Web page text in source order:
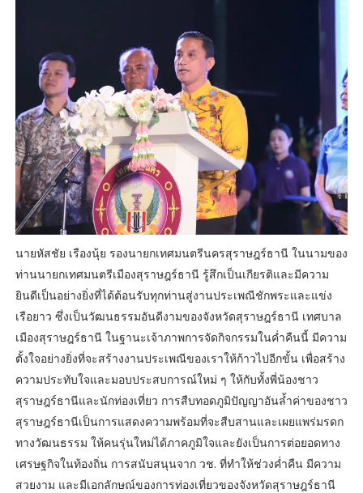
นายหัสชัย เรืองนุ้ย รองนายกเทศมนตรีนครสุราษฎร์ธานี ในนามของ
ท่านนายกเทศมนตรีเมืองสุราษฎร์ธานี รู้สึกเป็นเกียรติและมีความ
ยินดีเป็นอย่างยิ่งที่ได้ต้อนรับทุกท่านสู่งานประเพณีชักพระและแข่ง
เรือยาว ซึ่งเป็นวัฒนธรรมอันดีงามของจังหวัดสุราษฎร์ธานี เทศบาล
เมืองสุราษฎร์ธานี ในฐานะเจ้าภาพการจัดกิจกรรมในค่ำคืนนี้ มีความ
ตั้งใจอย่างยิ่งที่จะสร้างงานประเพณีของเราให้ก้าวไปอีกขั้น เพื่อสร้าง
ความประทับใจและมอบประสบการณ์ใหม่ ๆ ให้กับทั้งพี่น้องชาว
สุราษฎร์ธานีและนักท่องเที่ยว การสืบทอดภูมิปัญญาอันล้ำค่าของชาว
สุราษฎร์ธานีเป็นการแสดงความพร้อมที่จะสืบสานและเผยแพร่มรดก
ทางวัฒนธรรม ให้คนรุ่นใหม่ได้ภาคภูมิใจและยังเป็นการต่อยอดทาง
เศรษฐกิจในท้องถิ่น การสนับสนุนจาก วช. ที่ทำให้ช่วงค่ำคืน มีความ
สวยงาม และมีเอกลักษณ์ของการท่องเที่ยวของจังหวัดสุราษฎร์ธานี